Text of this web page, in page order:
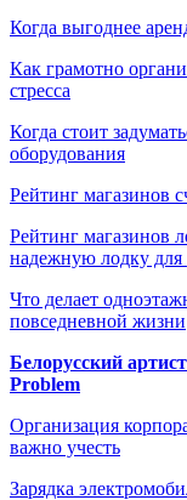
Когда выгоднее
Как грамотно
стресса
Когда стоит
оборудования
Рейтинг магазинов
Рейтинг магазинов
надежную лодку
Что делает
повседневной жизни
Белорусский
Problem
Организация
важно учесть
Зарядка